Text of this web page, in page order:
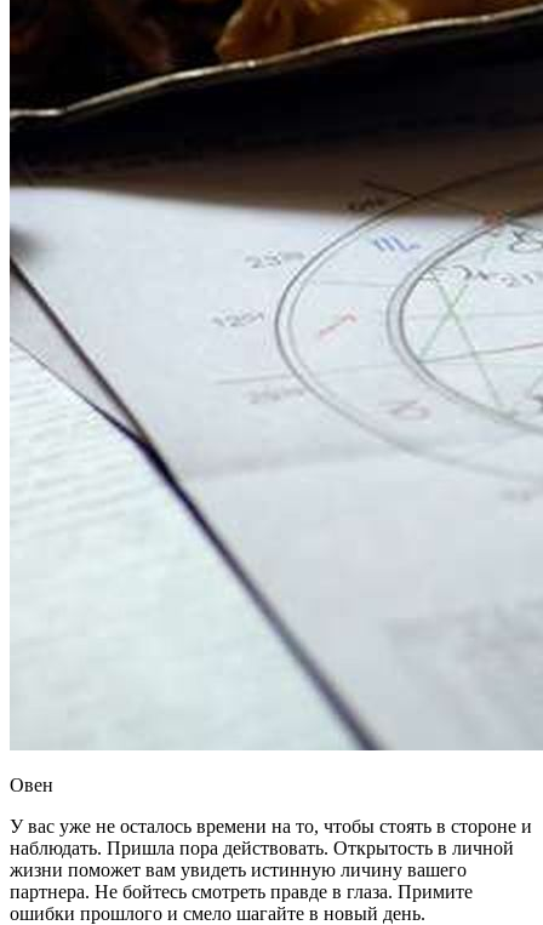
Овен
У вас уже не осталось времени на то, чтобы стоять в стороне и
наблюдать. Пришла пора действовать. Открытость в личной
жизни поможет вам увидеть истинную личину вашего
партнера. Не бойтесь смотреть правде в глаза. Примите
ошибки прошлого и смело шагайте в новый день.